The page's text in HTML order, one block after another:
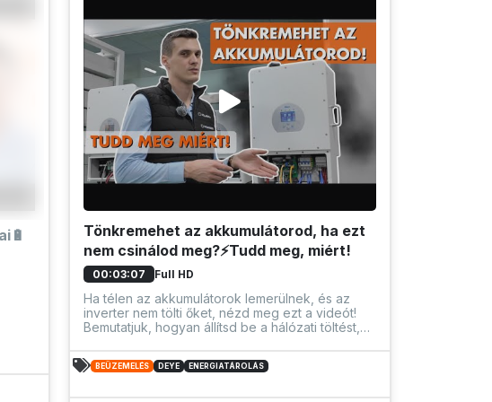
Tönkremehet az akkumulátorod, ha ezt
nem csinálod meg?⚡Tudd meg, miért!
00:03:07 Full HD
Ha télen az akkumulátorok lemerülnek, és az
inverter nem tölti őket, nézd meg ezt a videót!
Bemutatjuk, hogyan állítsd be a hálózati töltést,
legyen. Ez megvédi a rendszert a károsodástól
és javítási költségektől.
BEÜZEMELÉS DEYE ENERGIATÁROLÁS